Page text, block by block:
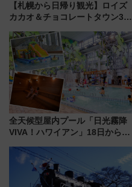
【札幌から日帰り観光】ロイズ
カカオ＆チョコレートタウン3周
詰め放題を開催、ロイズタウン
駅からのアクセスも
全天候型屋内プール「日光霧降
VIVA！ハワイアン」18日から営
ァミリーから大人まで幅広い世
代が一日中楽しる夏のリゾート
を楽しんで